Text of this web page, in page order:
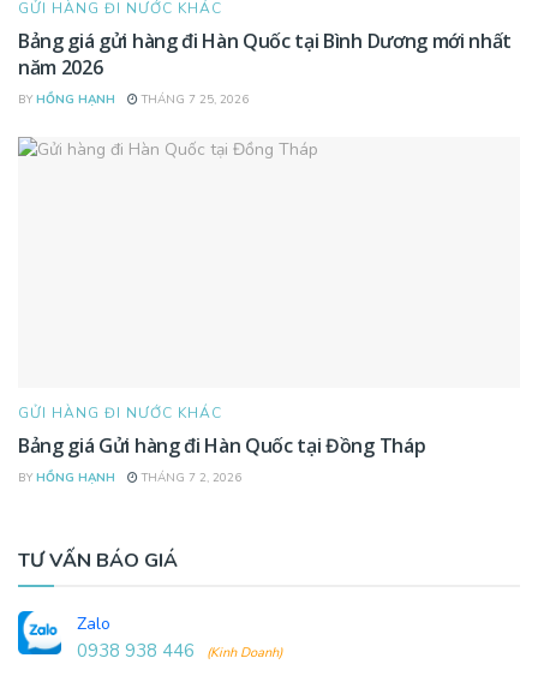
GỬI HÀNG ĐI NƯỚC KHÁC
Bảng giá gửi hàng đi Hàn Quốc tại Bình Dương mới nhất
năm 2026
BY HỒNG HẠNH THÁNG 7 25, 2026
GỬI HÀNG ĐI NƯỚC KHÁC
Bảng giá Gửi hàng đi Hàn Quốc tại Đồng Tháp
BY HỒNG HẠNH THÁNG 7 2, 2026
TƯ VẤN BÁO GIÁ
Zalo
0938 938 446 (Kinh Doanh)